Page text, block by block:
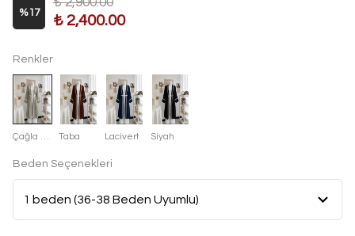
%17 ₺ 2,400.00
Renkler
Taba Lacivert Siyah
Beden Seçenekleri
Bu ürün son 7 günde17 kezsatın alındı